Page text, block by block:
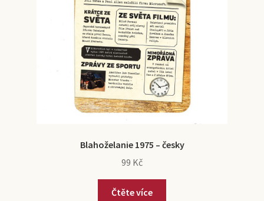
Blahoželanie 1975 – česky
99 Kč
Čtěte více